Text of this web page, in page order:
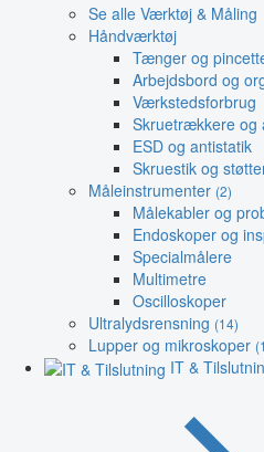
Se alle Værktøj & Måling
Håndværktøj
Tænger og
Arbejdsbord og
Værkstedsforbrug
Skruetrækkere og
ESD og antistatik
Skruestik og
Måleinstrumenter (2)
Målekabler og
Endoskoper og
Specialmålere
Multimetre
Oscilloskoper
Ultralydsrensning (14)
Lupper og mikroskoper
IT &